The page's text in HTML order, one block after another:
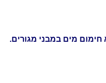
חימום מים במבני מגורים.